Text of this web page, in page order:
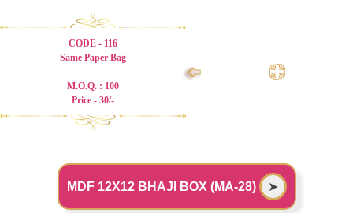
CODE - 116
Same Paper Bag
M.O.Q. : 100
Price - 30/-
➩
MDF 12X12 BHAJI BOX (MA-28) ➤